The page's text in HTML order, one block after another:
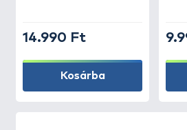
14.990 Ft
Kosárba